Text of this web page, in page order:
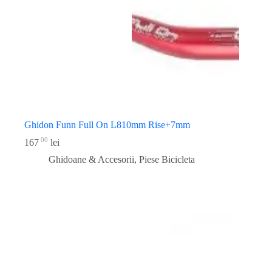
Ghidon Funn Full On L810mm Rise+7mm
167 00 lei
Ghidoane & Accesorii, Piese Bicicleta